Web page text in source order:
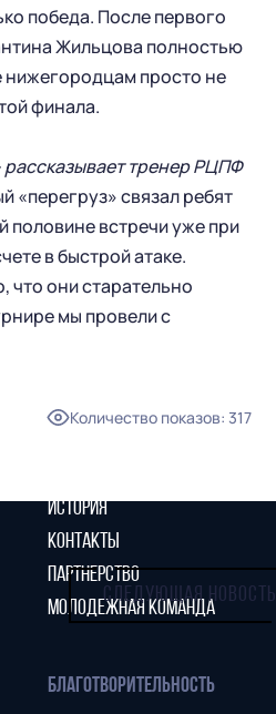
победа. После первого
Жильцова полностью
нижегородцам просто не
финала.
рассказывает тренер РЦПФ
связал ребят
половине встречи уже при
в быстрой атаке.
что они старательно
мы провели с
Количество показов: 317
СЛЕДУЮЩАЯ НОВОСТЬ
СЕЗОН
КАЛЕНДАРЬ
КЛУБ
ИСТОРИЯ
КОНТАКТЫ
ПАРТНЕРСТВО
МОЛОДЕЖНАЯ КОМАНДА
БЛАГОТВОРИТЕЛЬНОСТЬ